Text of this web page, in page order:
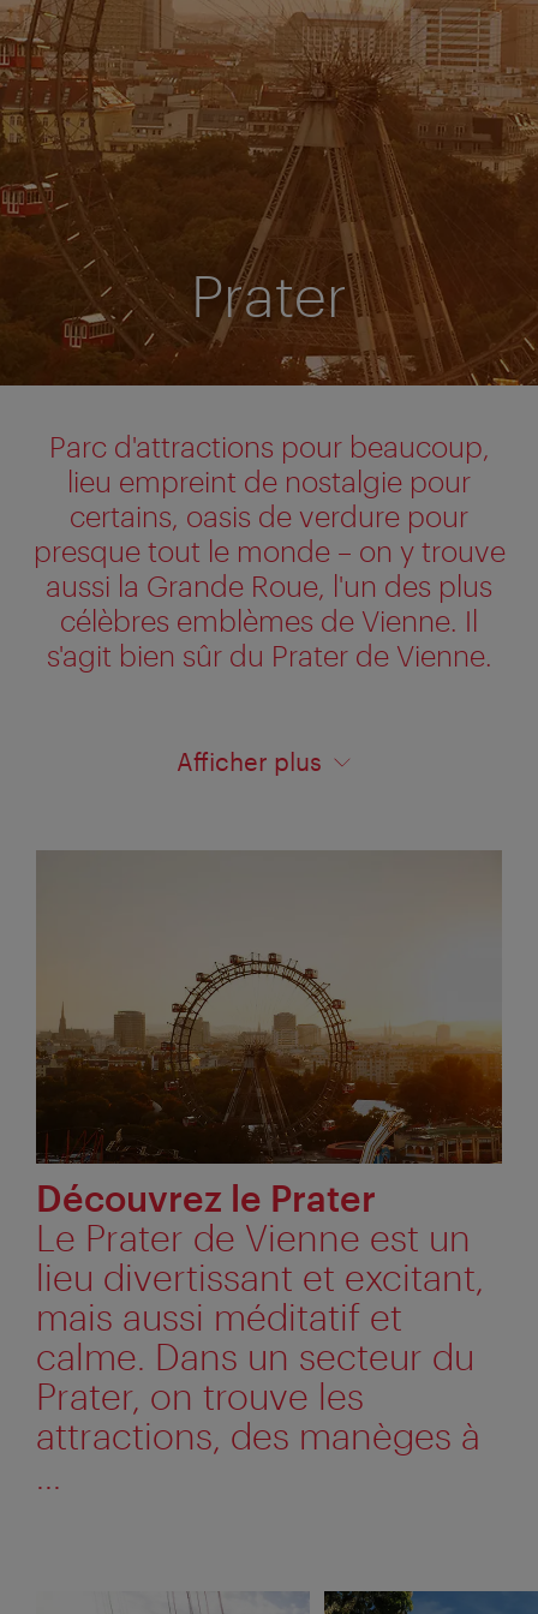
Prater
Parc d'attractions pour beaucoup,
lieu empreint de nostalgie pour
certains, oasis de verdure pour
presque tout le monde – on y trouve
aussi la Grande Roue, l'un des plus
célèbres emblèmes de Vienne. Il
s'agit bien sûr du Prater de Vienne.
Afficher plus
Découvrez le Prater
Le Prater de Vienne est un
lieu divertissant et excitant,
mais aussi méditatif et
calme. Dans un secteur du
Prater, on trouve les
attractions, des manèges à
...